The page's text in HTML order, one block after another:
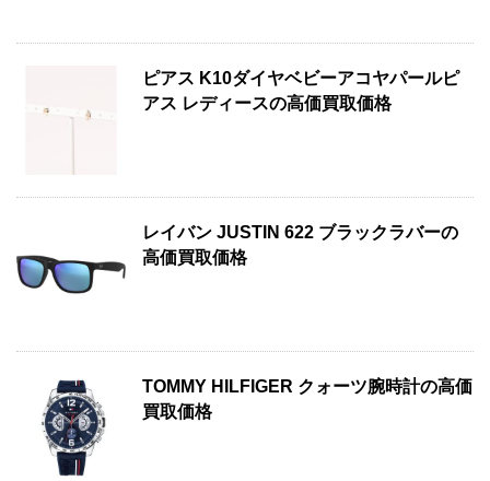
ピアス K10ダイヤベビーアコヤパールピ
アス レディースの高価買取価格
レイバン JUSTIN 622 ブラックラバーの
高価買取価格
TOMMY HILFIGER クォーツ腕時計の高価
買取価格